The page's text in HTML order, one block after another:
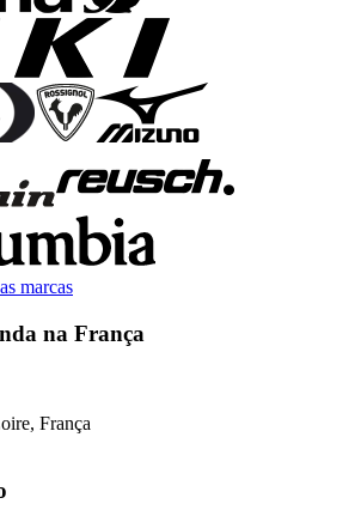
marcas
na França
França